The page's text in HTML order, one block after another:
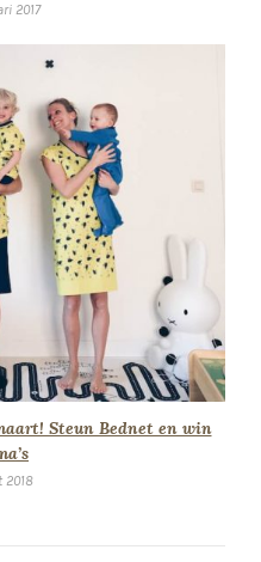
2017
Steun Bednet en win
2018